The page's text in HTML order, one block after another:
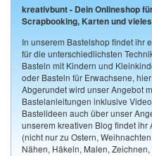
kreativbunt - Dein Onlineshop
Scrapbooking, Karten und
In unserem Bastelshop findet ihr
für die unterschiedlichsten
Basteln mit Kindern und
oder Basteln für Erwachsene,
Abgerundet wird unser Angebot
Bastelanleitungen inklusive
Bastelideen auch über unser
unserem kreativen Blog findet
(nicht nur zu Ostern,
Nähen, Häkeln, Malen,